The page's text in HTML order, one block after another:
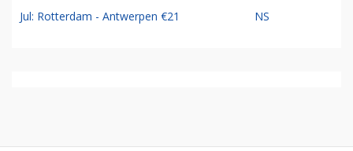
Jul: Rotterdam - Antwerpen €21 NS